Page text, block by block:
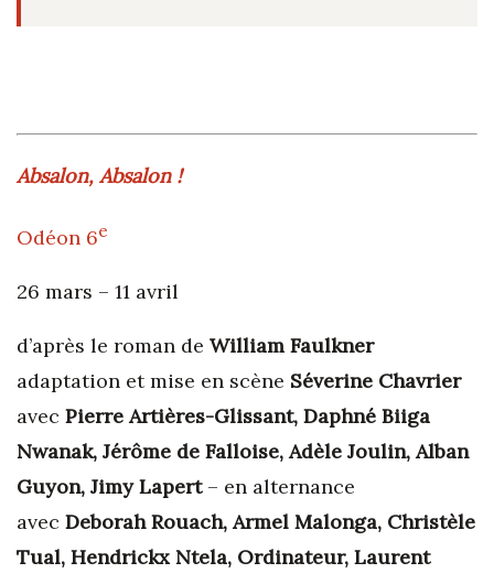
Absalon, Absalon !
Odéon 6e
26 mars – 11 avril
d’après le roman de William Faulkner
adaptation et mise en scène Séverine Chavrier
avec Pierre Artières-Glissant, Daphné Biiga
Nwanak, Jérôme de Falloise, Adèle Joulin, Alban
Guyon, Jimy Lapert – en alternance
avec Deborah Rouach, Armel Malonga, Christèle
Tual, Hendrickx Ntela, Ordinateur, Laurent